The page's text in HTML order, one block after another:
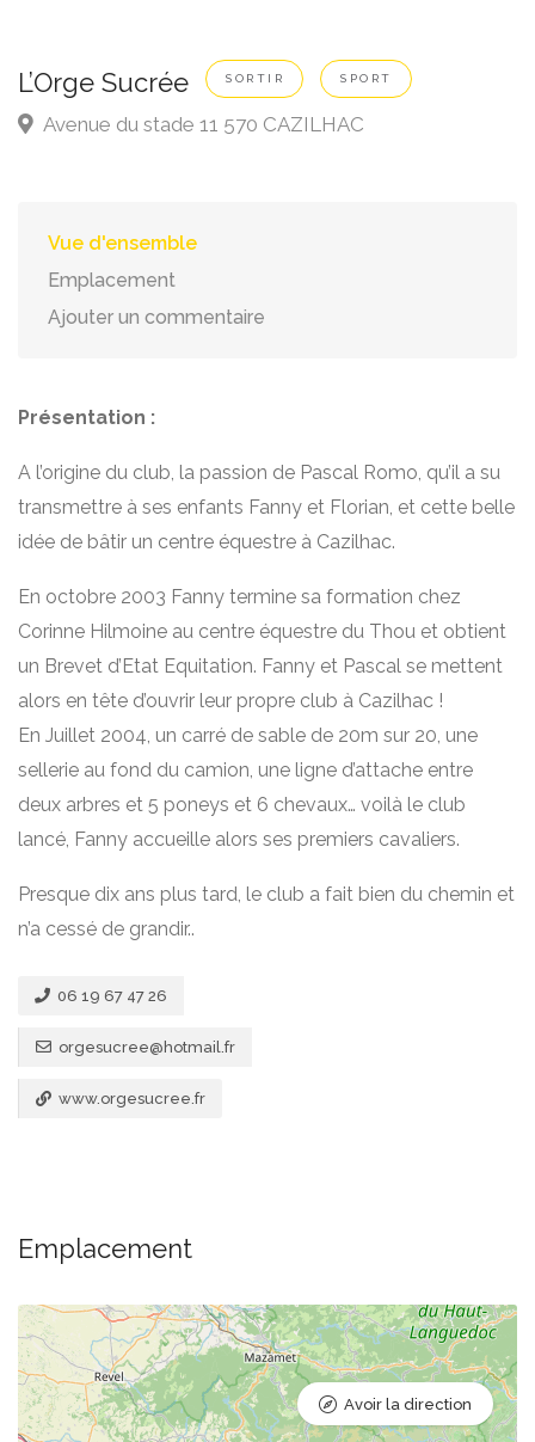
L’Orge Sucrée SORTIR SPORT
Avenue du stade 11 570 CAZILHAC
Vue d'ensemble
Emplacement
Ajouter un commentaire
Présentation :
A l’origine du club, la passion de Pascal Romo, qu’il a su
transmettre à ses enfants Fanny et Florian, et cette belle
idée de bâtir un centre équestre à Cazilhac.
En octobre 2003 Fanny termine sa formation chez
Corinne Hilmoine au centre équestre du Thou et obtient
un Brevet d’Etat Equitation. Fanny et Pascal se mettent
alors en tête d’ouvrir leur propre club à Cazilhac !
En Juillet 2004, un carré de sable de 20m sur 20, une
sellerie au fond du camion, une ligne d’attache entre
deux arbres et 5 poneys et 6 chevaux… voilà le club
lancé, Fanny accueille alors ses premiers cavaliers.
Presque dix ans plus tard, le club a fait bien du chemin et
n’a cessé de grandir..
06 19 67 47 26
orgesucree@hotmail.fr
www.orgesucree.fr
Emplacement
Avoir la direction